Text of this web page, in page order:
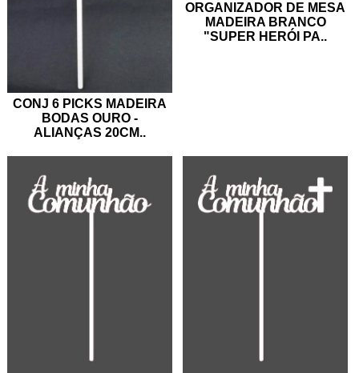
CONJ 6 PICKS MADEIRA
BODAS OURO -
ALIANÇAS 20CM..
ORGANIZADOR DE MESA
MADEIRA BRANCO
"SUPER HERÓI PA..